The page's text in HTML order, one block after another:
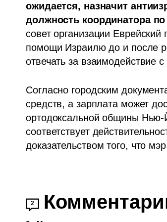
ожидается, назначит
должность координатора
совет организации
помощи Израилю до и после
отвечать за взаимодействие
Согласно городским
средств, а зарплата может
ортодоксальной общины Нью-
соответствует
доказательством того, что
2